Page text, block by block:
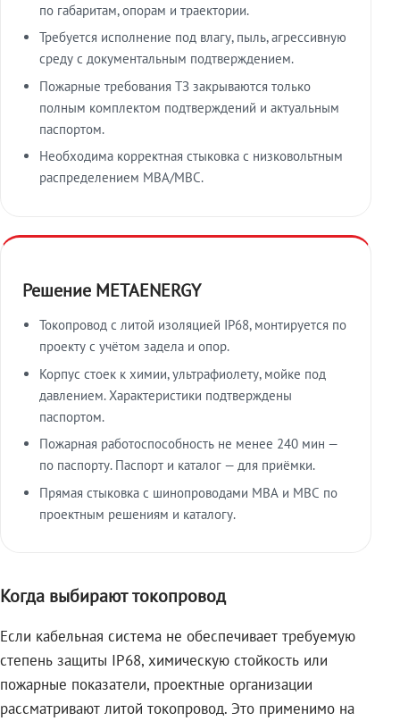
по габаритам, опорам и траектории.
Требуется исполнение под влагу, пыль, агрессивную
среду с документальным подтверждением.
Пожарные требования ТЗ закрываются только
полным комплектом подтверждений и актуальным
паспортом.
Необходима корректная стыковка с низковольтным
распределением МВА/МВС.
Решение METAENERGY
Токопровод с литой изоляцией IP68, монтируется по
проекту с учётом задела и опор.
Корпус стоек к химии, ультрафиолету, мойке под
давлением. Характеристики подтверждены
паспортом.
Пожарная работоспособность не менее 240 мин —
по паспорту. Паспорт и каталог — для приёмки.
Прямая стыковка с шинопроводами МВА и МВС по
проектным решениям и каталогу.
Когда выбирают токопровод
Если кабельная система не обеспечивает требуемую
степень защиты IP68, химическую стойкость или
пожарные показатели, проектные организации
рассматривают литой токопровод. Это применимо на